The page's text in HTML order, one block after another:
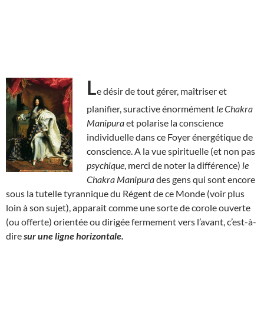
Le désir de tout gérer, maîtriser et
planifier, suractive énormément le Chakra
Manipuraet polarise la conscience
individuelle dans ce Foyer énergétique de
conscience. A la vue spirituelle (et non pas
psychique , merci de noter la différence) le
Chakra Manipurades gens qui sont encore
sous la tutelle tyrannique du Régent de ce Monde (voir plus
loin à son sujet), apparait comme une sorte de corole ouverte
(ou offerte) orientée ou dirigée fermement vers l’avant, c’est-à-
diresur une ligne horizontale.